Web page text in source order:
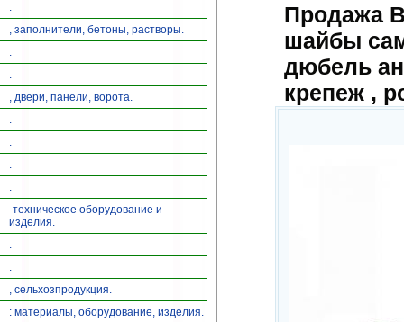
.
, заполнители, бетоны, растворы.
.
.
, двери, панели, ворота.
.
.
.
.
-техническое оборудование и
изделия.
.
.
, сельхозпродукция.
: материалы, оборудование, изделия.
Продажа
шайбы
дюбель
крепеж ,